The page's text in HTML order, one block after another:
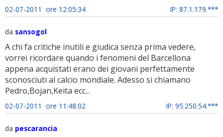
02-07-2011 ore 12:05:34 IP: 87.1.179.***
da sansogol
A chi fa critiche inutili e giudica senza prima vedere,
vorrei ricordare quando i fenomeni del Barcellona
appena acquistati erano dei giovani perfettamente
sconosciuti al calcio mondiale. Adesso si chiamano
Pedro,Bojan,Keita ecc...
02-07-2011 ore 11:48:02 IP: 95.250.54.***
da pescarancia